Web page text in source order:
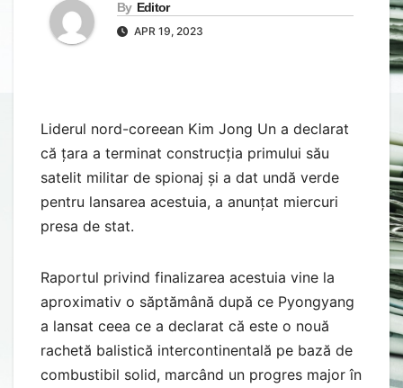
By Editor
APR 19, 2023
Liderul nord-coreean Kim Jong Un a declarat
că țara a terminat construcția primului său
satelit militar de spionaj și a dat undă verde
pentru lansarea acestuia, a anunțat miercuri
presa de stat.
Raportul privind finalizarea acestuia vine la
aproximativ o săptămână după ce Pyongyang
a lansat ceea ce a declarat că este o nouă
rachetă balistică intercontinentală pe bază de
combustibil solid, marcând un progres major în